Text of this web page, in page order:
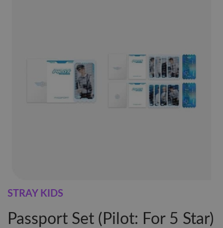
STRAY KIDS
Passport Set (Pilot: For 5 Star)